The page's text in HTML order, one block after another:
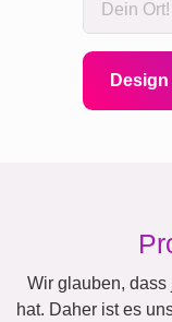
Wir glauben, dass
hat. Daher ist es